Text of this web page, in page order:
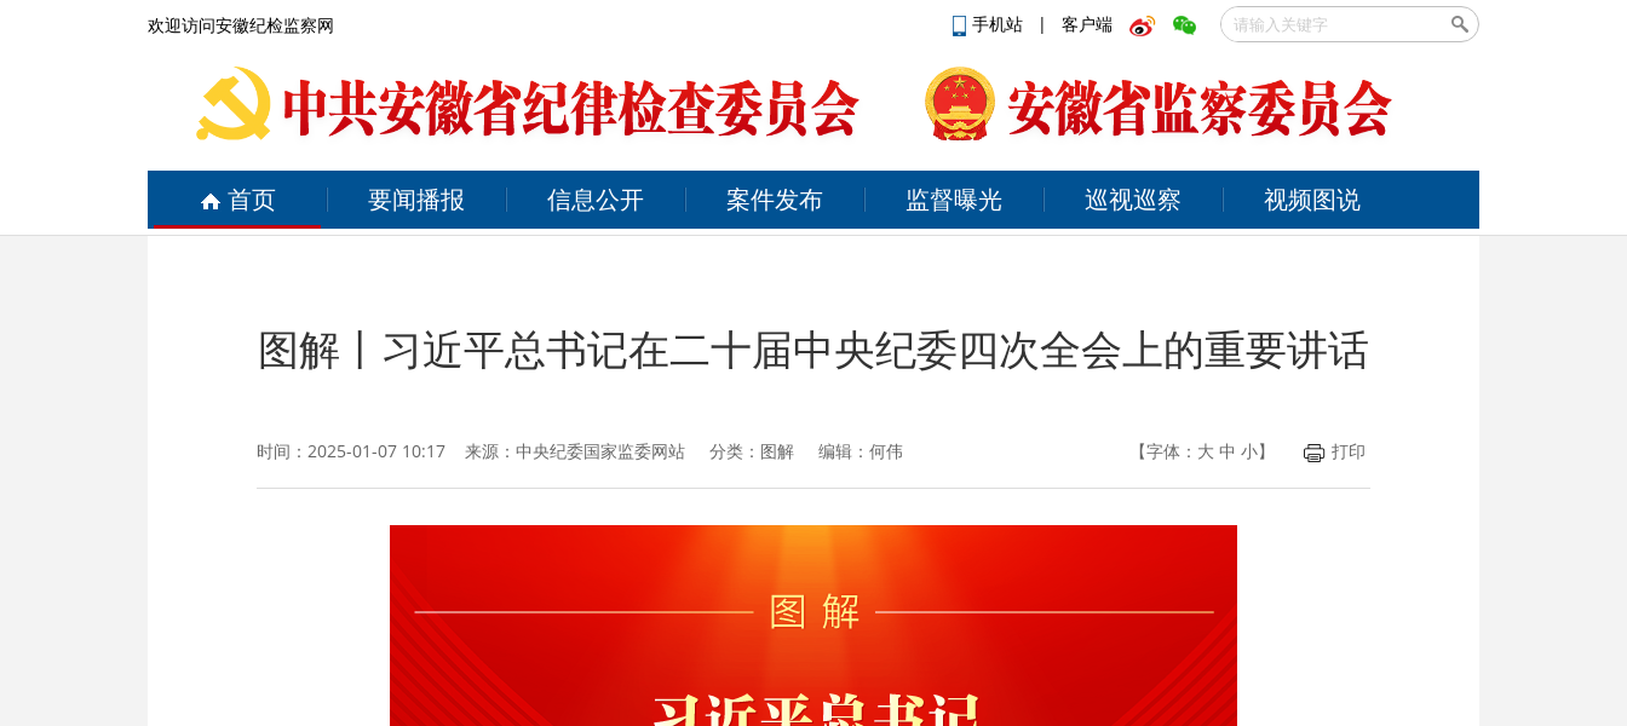
欢迎访问安徽纪检监察网 手机站 | 客户端
首页 要闻播报 信息公开 案件发布 监督曝光 巡视巡察 视频图说
图解丨习近平总书记在二十届中央纪委四次全会上的重要讲话
时间：2025-01-07 10:17 来源： 中央纪委国家监委网站 分类：图解 编辑：何伟 【字体： 大 中 小】 打印